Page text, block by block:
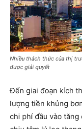
Nhiều thách thức của thị
được giải quyết
Đến giai đoạn kích
lượng tiền khủng
chi phí đầu vào tăng